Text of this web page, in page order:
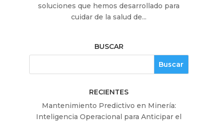
soluciones que hemos desarrollado para
cuidar de la salud de...
BUSCAR
RECIENTES
Mantenimiento Predictivo en Minería:
Inteligencia Operacional para Anticipar el